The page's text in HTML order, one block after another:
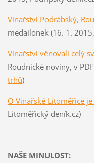
Vinařství Podrábský,
medailonek (16. 1.
Vinařství věnovali celý
Roudnické noviny, v
trhů)
O Vinařské Litoměřice
Litoměřický deník.cz)
NAŠE MINULOST: